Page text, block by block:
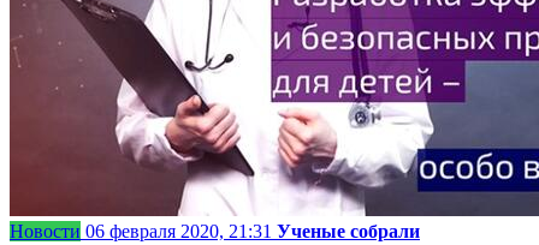
Новости 06 февраля 2020, 21:31 Ученые собрали